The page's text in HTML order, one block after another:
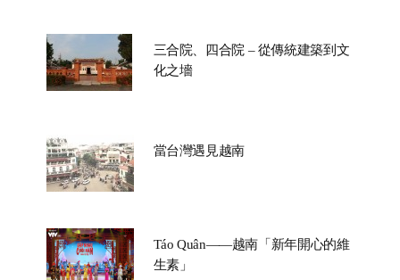
三合院、四合院 – 從傳統建築到文
化之墻
當台灣遇見越南
Táo Quân——越南「新年開心的維
生素」